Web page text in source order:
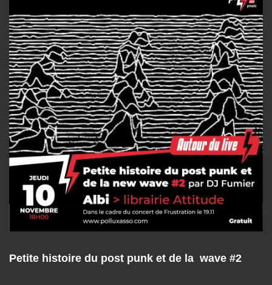
Petite histoire du post punk et de la wave #2